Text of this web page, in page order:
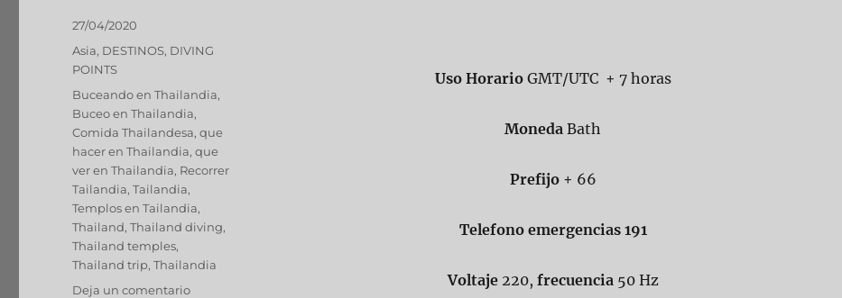
Uso HorarioGMT/UTC + 7 horas
Moneda Bath
Prefijo+ 66
Telefono emergencias 191
Voltaje220, frecuencia 50 Hz
Publicado
27/04/2020
Categorías
Asia, DESTINOS, DIVING
POINTS
Etiquetas
Buceando en Thailandia,
Buceo en Thailandia,
Comida Thailandesa,que
hacer en Thailandia,que
ver en Thailandia, Recorrer
Tailandia,Tailandia,
Templos en Tailandia,
Thailand,Thailand diving,
Thailand temples,
Thailand trip,Thailandia
Deja un comentarioen